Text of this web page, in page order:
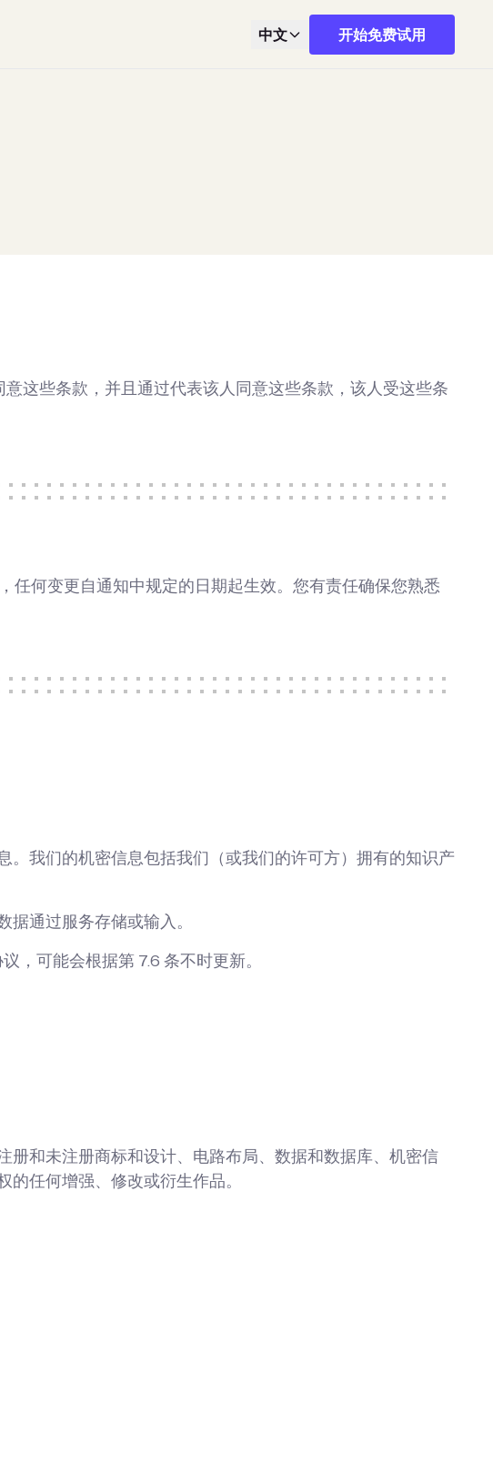
中文 开始免费试用
这些条款，并且通过代表该人同意这些条款，该人受这些条
任何变更自通知中规定的日期起生效。您有责任确保您熟悉
我们的机密信息包括我们（或我们的许可方）拥有的知识产
通过服务存储或输入。
，可能会根据第 7.6 条不时更新。
和未注册商标和设计、电路布局、数据和数据库、机密信
任何增强、修改或衍生作品。